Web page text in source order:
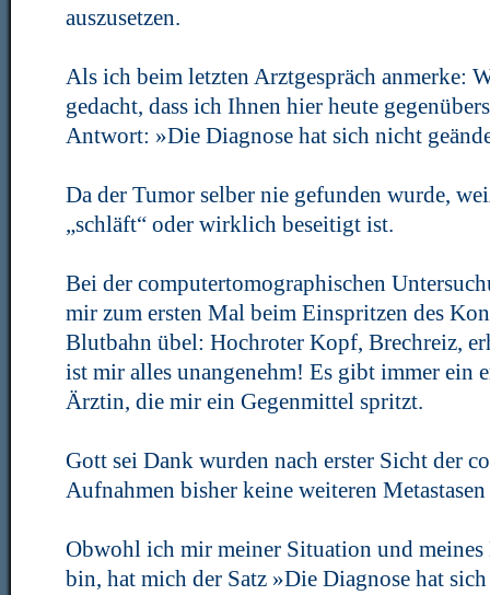
auszusetzen.
Als ich beim letzten Arztgespräch anmerke:
gedacht, dass ich Ihnen hier heute
Antwort: »Die Diagnose hat sich nicht
Da der Tumor selber nie gefunden wurde,
„schläft“ oder wirklich beseitigt ist.
Bei der computertomographischen
mir zum ersten Mal beim Einspritzen des
Blutbahn übel: Hochroter Kopf, Brechreiz,
ist mir alles unangenehm! Es gibt immer ein
Ärztin, die mir ein Gegenmittel spritzt.
Gott sei Dank wurden nach erster Sicht der
Aufnahmen bisher keine weiteren
Obwohl ich mir meiner Situation und meines
bin, hat mich der Satz »Die Diagnose hat